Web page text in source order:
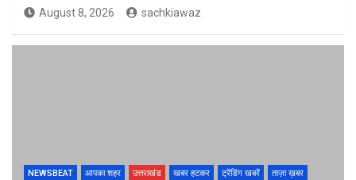
August 8, 2026 sachkiawaz
NEWSBEAT आपका शहर उत्तराखंड खबर हटकर ट्रेंडिंग खबरें
ताज़ा ख़बर